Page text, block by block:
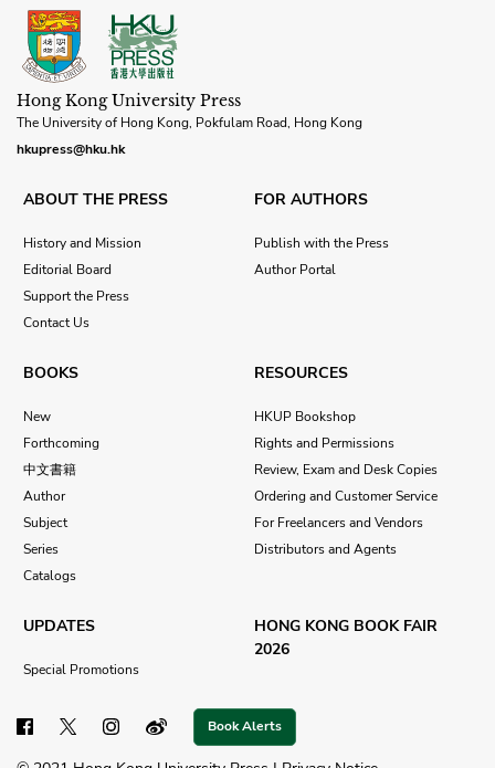
Hong Kong University Press
The University of Hong Kong, Pokfulam Road, Hong Kong
hkupress@hku.hk
ABOUT THE PRESS
History and Mission
Editorial Board
Support the Press
Contact Us
FOR AUTHORS
Publish with the Press
Author Portal
BOOKS
New
Forthcoming
中文書籍
Author
Subject
Series
Catalogs
RESOURCES
HKUP Bookshop
Rights and Permissions
Review, Exam and Desk Copies
Ordering and Customer Service
For Freelancers and Vendors
Distributors and Agents
UPDATES
Special Promotions
HONG KONG BOOK FAIR
2026
Book Alerts